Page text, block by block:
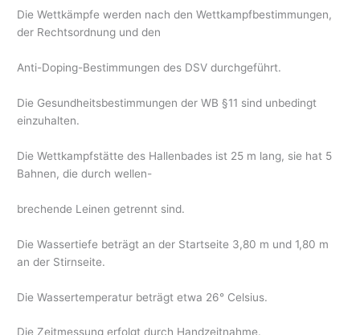
Die Wettkämpfe werden nach den Wettkampfbestimmungen,
der Rechtsordnung und den
Anti-Doping-Bestimmungen des DSV durchgeführt.
Die Gesundheitsbestimmungen der WB §11 sind unbedingt
einzuhalten.
Die Wettkampfstätte des Hallenbades ist 25 m lang, sie hat 5
Bahnen, die durch wellen-
brechende Leinen getrennt sind.
Die Wassertiefe beträgt an der Startseite 3,80 m und 1,80 m
an der Stirnseite.
Die Wassertemperatur beträgt etwa 26° Celsius.
Die Zeitmessung erfolgt durch Handzeitnahme.